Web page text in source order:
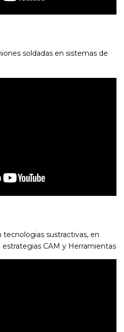
soldadas en sistemas de
sustractivas, en
estrategias CAM y Herramientas